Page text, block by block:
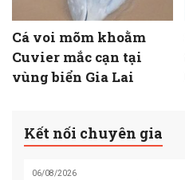
Cá voi mõm khoằm
Cuvier mắc cạn tại
vùng biển Gia Lai
Kết nối chuyên gia
06/08/2026